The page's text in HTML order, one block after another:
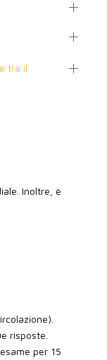
tra il
Inoltre, è
risposte.
per 15